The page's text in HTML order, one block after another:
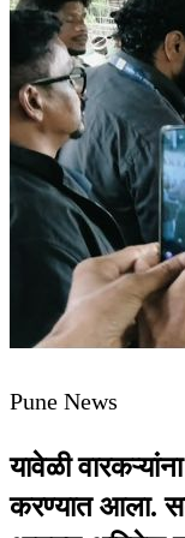
Pune News
यावेळी
करण्यात आला.